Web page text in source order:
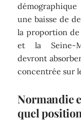
une baisse de
la proportion de
et la Seine-
devront
concentrée sur
Normandie
quel